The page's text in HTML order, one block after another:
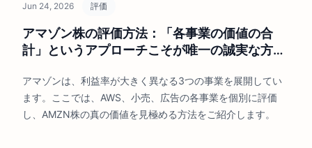
Jun 24, 2026 評価
アマゾン株の評価方法：「各事業の価値の合
計」というアプローチこそが唯一の誠実な方法
アマゾンは、利益率が大きく異なる3つの事業を展開してい
ます。ここでは、AWS、小売、広告の各事業を個別に評価
し、AMZN株の真の価値を見極める方法をご紹介します。